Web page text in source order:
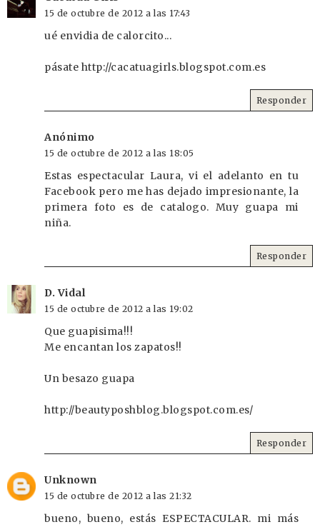
15 de octubre de 2012 a las 17:43
ué envidia de calorcito...
pásate http://cacatuagirls.blogspot.com.es
Responder
Anónimo
15 de octubre de 2012 a las 18:05
Estas espectacular Laura, vi el adelanto en tu
Facebook pero me has dejado impresionante, la
primera foto es de catalogo. Muy guapa mi
niña.
Responder
D. Vidal
15 de octubre de 2012 a las 19:02
Que guapisima!!!
Me encantan los zapatos!!
Un besazo guapa
http://beautyposhblog.blogspot.com.es/
Responder
Unknown
15 de octubre de 2012 a las 21:32
bueno, bueno, estás ESPECTACULAR. mi más